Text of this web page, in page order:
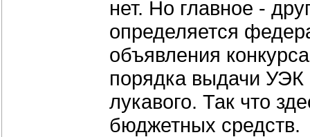
нет. Но главное -
определяется
объявления
порядка выдачи УЭК
лукавого. Так что
бюджетных средств.